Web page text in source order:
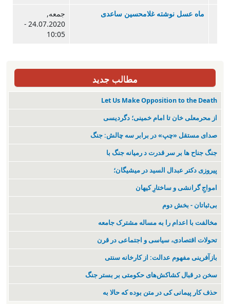
ماه عسل نوشته غلامحسین ساعدی
جمعه,
24.07.2020 -
10:05
مطالب جدید
Let Us Make Opposition to the Death
از محرمعلی خان تا امام خمینی؛ دگردیسی
صدای مستقل «چپ» در برابر سه چالش: جنگ
جنگ جناح ها بر سر قدرت د رمیانە جنگ با
پیروزی دکتر عبدال السید در میشیگان؛
‌امواجِ گرانشی و ساختارِ کیهان
بی‌ثباتان - بخش دوم
مخالفت با اعدام را به مساله مشترک جامعه
تحولات اقتصادی، سیاسی و اجتماعی در قرن
بازآفرینی مفهوم عدالت: از کارخانه سنتی
سخن در قبال کشاکش‌های حکومتی بر بستر جنگ
حذف کار پیمانی کی در متن بودە کە حالا بە